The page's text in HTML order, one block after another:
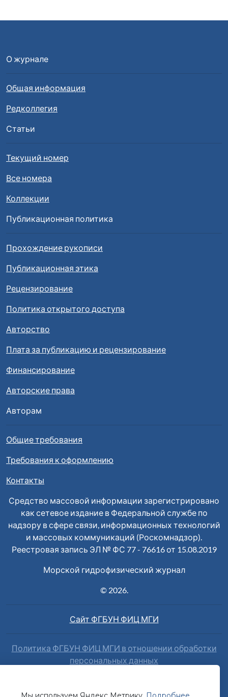
О журнале
Общая информация
Редколлегия
Статьи
Текущий номер
Все номера
Коллекции
Публикационная политика
Прохождение рукописи
Публикационная этика
Рецензирование
Политика открытого доступа
Авторство
Плата за публикацию и рецензирование
Финансирование
Авторские права
Авторам
Общие требования
Требования к оформлению
Контакты
Средство массовой информации зарегистрировано
как сетевое издание в Федеральной службе по
надзору в сфере связи, информационных технологий
и массовых коммуникаций (Роскомнадзор).
Реестровая запись ЭЛ № ФС 77 - 76616 от 15.08.2019
Морской гидрофизический журнал
© 2026.
Сайт ФГБУН ФИЦ МГИ
Политика ФГБУН ФИЦ МГИ в отношении обработки
персональных данных
Метрика. Продолжая работу с сайтом вы даете